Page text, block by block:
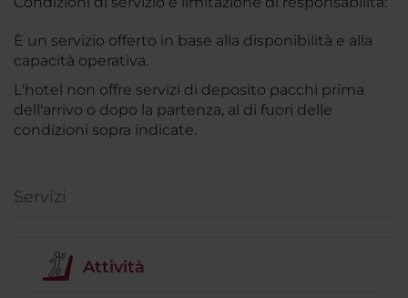
È un servizio offerto in base alla disponibilità e alla
capacità operativa.
L'hotel non offre servizi di deposito pacchi prima
dell'arrivo o dopo la partenza, al di fuori delle
condizioni sopra indicate.
Servizi
Attività